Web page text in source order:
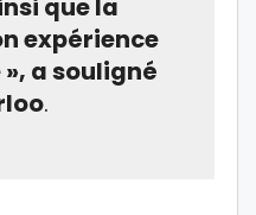
que la
expérience
a souligné
.